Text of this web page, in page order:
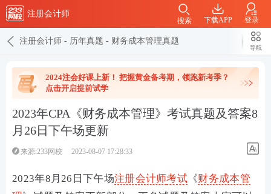
注册会计师
下载APP 登录
搜索
注册会计师 - 历年真题 - 财务成本管理真题
导航
2024注会好课上新！ 把握黄金备考期，领跑新考季？
点击开启提前试学
2023年CPA《财务成本管理》考试真题及答案8
月26日下午场更新
来源:233网校 2023-08-07 17:28:33
2023年8月26日下午场注册会计师考试 《财务成本管